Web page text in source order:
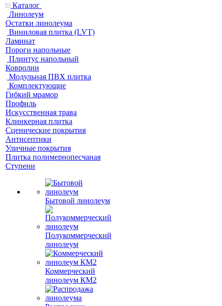
Каталог
Линолеум
Остатки линолеума
Виниловая плитка (LVT)
Ламинат
Пороги напольные
Плинтус напольный
Ковролин
Модульная ПВХ плитка
Комплектующие
Гибкий мрамор
Профиль
Искусственная трава
Клинкерная плитка
Сценические покрытия
Антисептики
Уличные покрытия
Плитка полимернопесчаная
Ступени
Бытовой линолеум
Полукоммерческий
линолеум
Коммерческий
линолеум КМ2